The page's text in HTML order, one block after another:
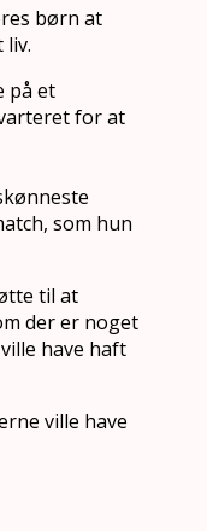
børn at
liv.
på et
for at
som hun
til at
der er noget
have haft
ville have